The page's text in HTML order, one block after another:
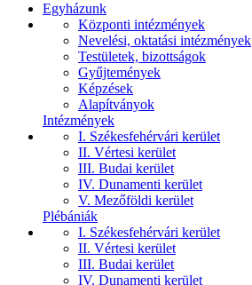
Egyházunk
Központi intézmények
Nevelési, oktatási intézmények
Testületek, bizottságok
Gyűjtemények
Képzések
Alapítványok
Intézmények
I. Székesfehérvári kerület
II. Vértesi kerület
III. Budai kerület
IV. Dunamenti kerület
V. Mezőföldi kerület
Plébániák
I. Székesfehérvári kerület
II. Vértesi kerület
III. Budai kerület
IV. Dunamenti kerület